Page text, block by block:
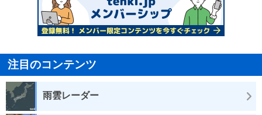
注目のコンテンツ
雨雲レーダー